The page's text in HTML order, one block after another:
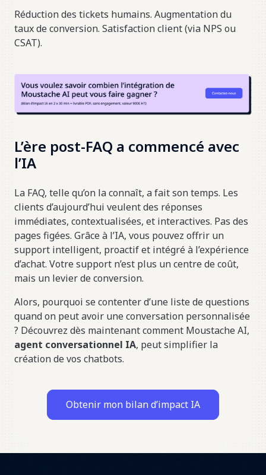
Réduction des tickets humains. Augmentation du
taux de conversion. Satisfaction client (via NPS ou
CSAT).
L’ère post-FAQ a commencé avec
l’IA
La FAQ, telle qu’on la connaît, a fait son temps. Les
clients d’aujourd’hui veulent des réponses
immédiates, contextualisées, et interactives. Pas des
pages figées. Grâce à l’IA, vous pouvez offrir un
support intelligent, proactif et intégré à l’expérience
d’achat. Votre support n’est plus un centre de coût,
mais un levier de conversion.
Alors, pourquoi se contenter d’une liste de questions
quand on peut avoir une conversation personnalisée
? Découvrez dès maintenant comment Moustache AI,
agent conversationnel IA, peut simplifier la
création de vos chatbots.
Obtenir mon bilan d’impact IA